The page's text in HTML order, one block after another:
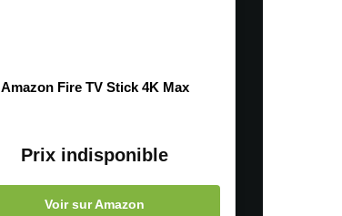
Amazon Fire TV Stick 4K Max
Prix indisponible
Voir sur Amazon